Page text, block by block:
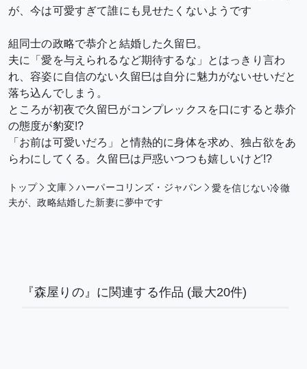
が、今は可愛すぎて誰にも見せたくないようです
組同士の政略で恭介と結婚した久留巳。
夫に「愛を与えられるなど期待するな」とはっきり言わ
れ、容姿に自信のない久留巳は自分に魅力がないせいだと
落ち込んでしまう。
ところが初夜で久留巳がコンプレックスを口にすると恭介
の態度が豹変!?
「お前は可愛いだろ」と情熱的に身体を求め、独占欲をあ
らわにしてくる。久留巳は戸惑いつつも嬉しいけど!?
トップ 文庫 ハーパーコリンズ・ジャパン
愛を信じない冷徹
夫が、政略結婚した新妻に夢中です
『森屋りの』に関連する作品 (最大20件)